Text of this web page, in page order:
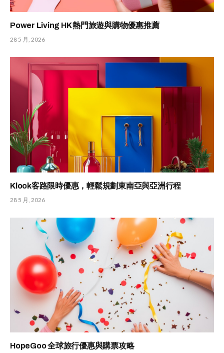
Power Living HK 熱門旅遊與購物優惠推薦
28 5 月, 2026
Klook客路限時優惠，輕鬆規劃東南亞與亞洲行程
28 5 月, 2026
HopeGoo 全球旅行優惠與購票攻略